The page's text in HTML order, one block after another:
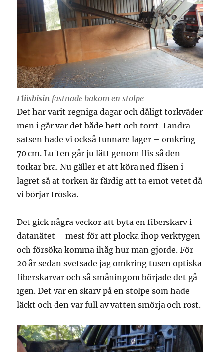
Fliisbisin fastnade bakom en stolpe
Det har varit regniga dagar och dåligt torkväder
men i går var det både hett och torrt. I andra
satsen hade vi också tunnare lager – omkring
70 cm. Luften går ju lätt genom flis så den
torkar bra. Nu gäller et att köra ned flisen i
lagret så at torken är färdig att ta emot vetet då
vi börjar tröska.
Det gick några veckor att byta en fiberskarv i
datanätet – mest för att plocka ihop verktygen
och försöka komma ihåg hur man gjorde. För
20 år sedan svetsade jag omkring tusen optiska
fiberskarvar och så småningom började det gå
igen. Det var en skarv på en stolpe som hade
läckt och den var full av vatten smörja och rost.